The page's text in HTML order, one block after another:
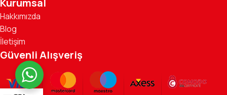
Kurumsal
Hakkımızda
Blog
İletişim
Güvenli Alışveriş